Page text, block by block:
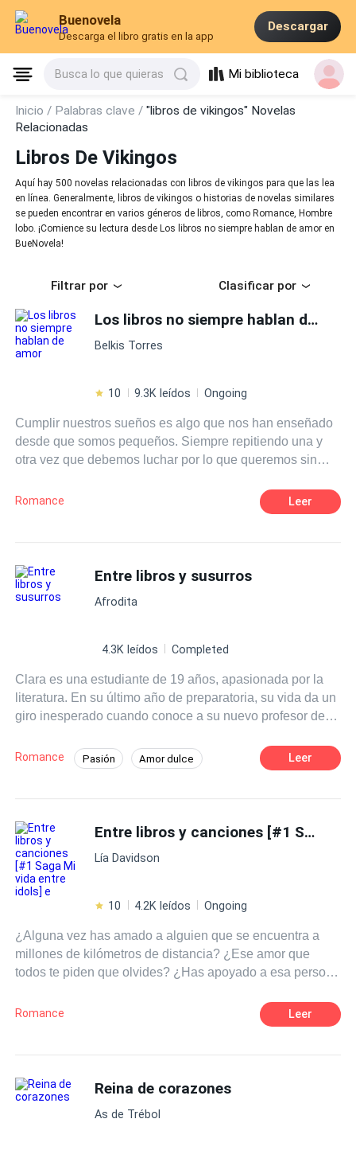
Buenovela
Descarga el libro gratis en la app
Descargar
Busca lo que quieras Mi biblioteca
Inicio / Palabras clave /"libros de vikingos" Novelas
Relacionadas
Libros De Vikingos
Aquí hay 500 novelas relacionadas con libros de vikingos para que las lea
en línea. Generalmente, libros de vikingos o historias de novelas similares
se pueden encontrar en varios géneros de libros, como Romance, Hombre
lobo. ¡Comience su lectura desde Los libros no siempre hablan de amor en
BueNovela!
Filtrar por Clasificar por
Los libros no siempre hablan de amor
Belkis Torres
10 9.3K leídos Ongoing
Cumplir nuestros sueños es algo que nos han enseñado
desde que somos pequeños. Siempre repitiendo una y
otra vez que debemos luchar por lo que queremos sin
tenía en mente cuando se subió a un avión para ir al otro
extremo del país, para perseguir eso que tanto anhelaba.
cosas más, nuevas amistades, nuevos gustos, pero sobre
todo, algo sobre lo que solamente había escrito y leído: el
Romance Leer
Entre libros y susurros
Afrodita
4.3K leídos Completed
Clara es una estudiante de 19 años, apasionada por la
literatura. En su último año de preparatoria, su vida da un
giro inesperado cuando conoce a su nuevo profesor de
talentoso que despierta en ella una admiración profunda.
A medida que las clases avanzan Clara se siente cada
Romance Pasión Amor dulce
Primer Amor
Leer
Entre libros y canciones [#1 Saga Mi vida entre idols] e
Lía Davidson
10 4.2K leídos Ongoing
¿Alguna vez has amado a alguien que se encuentra a
millones de kilómetros de distancia? ¿Ese amor que
todos te piden que olvides? ¿Has apoyado a esa persona
a alguien imposible? Pues te diré algo, esa es la rutina
mejor renunciar a todo.
Romance Leer
Reina de corazones
As de Trébol